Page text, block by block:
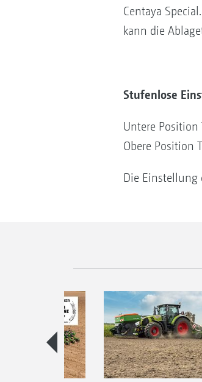
Centaya
kann die
Stufenlose
Untere
Obere Position
Die Einstellung